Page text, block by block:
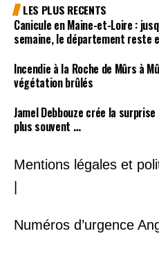
LES PLUS RECENTS
Canicule en Maine-et-Loire :
semaine, le département reste
Incendie à la Roche de Mûrs à
végétation brûlés
Jamel Debbouze crée la
plus souvent …
Mentions légales et
Numéros d’urgence